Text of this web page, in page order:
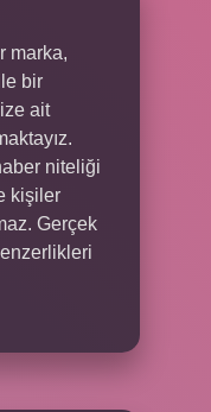
marka,
bir
ait
niteliği
kişiler
Gerçek